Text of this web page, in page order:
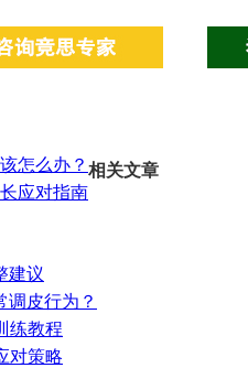
怎么办？
应对指南
相关文章
建议
调皮行为？
练教程
对策略